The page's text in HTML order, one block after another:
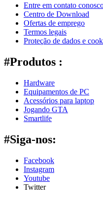
Entre em contato
Centro de Download
Ofertas de emprego
Termos legais
Proteção de dados e
#Produtos :
Hardware
Equipamentos de PC
Acessórios para laptop
Jogando GTA
Smartlife
#Siga-nos:
Facebook
Instagram
Youtube
Twitter